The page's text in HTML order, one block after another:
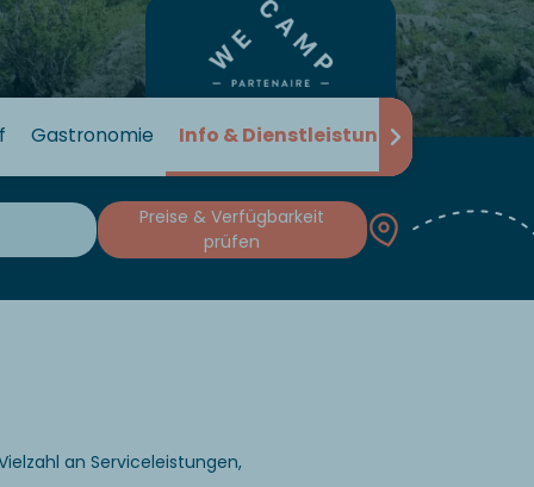
Gastronomie Info & Dienstleistungen
Preise & Verfügbarkeit
prüfen
an Serviceleistungen,